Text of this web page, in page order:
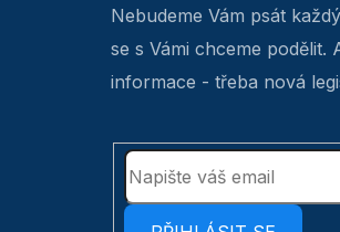
Nebudeme Vám psát
se s Vámi chceme
informace - třeba nová